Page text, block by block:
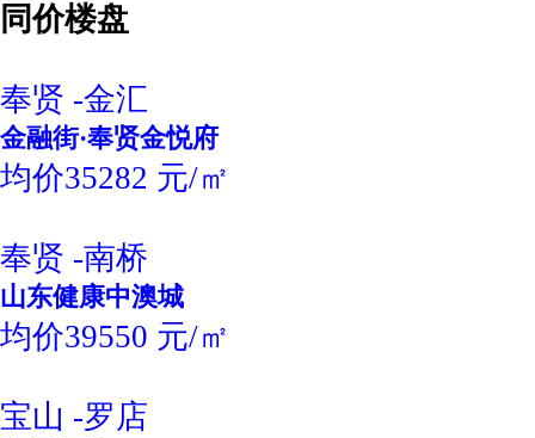
同价楼盘
奉贤 -金汇
金融街·奉贤金悦府
均价35282 元/㎡
奉贤 -南桥
山东健康中澳城
均价39550 元/㎡
宝山 -罗店